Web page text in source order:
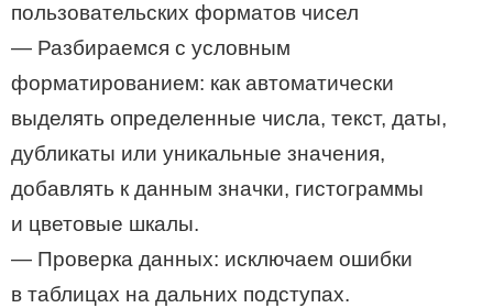
пользовательских форматов чисел
— Разбираемся с условным
форматированием: как автоматически
выделять определенные числа, текст, даты,
дубликаты или уникальные значения,
добавлять к данным значки, гистограммы
и цветовые шкалы.
— Проверка данных: исключаем ошибки
в таблицах на дальних подступах.